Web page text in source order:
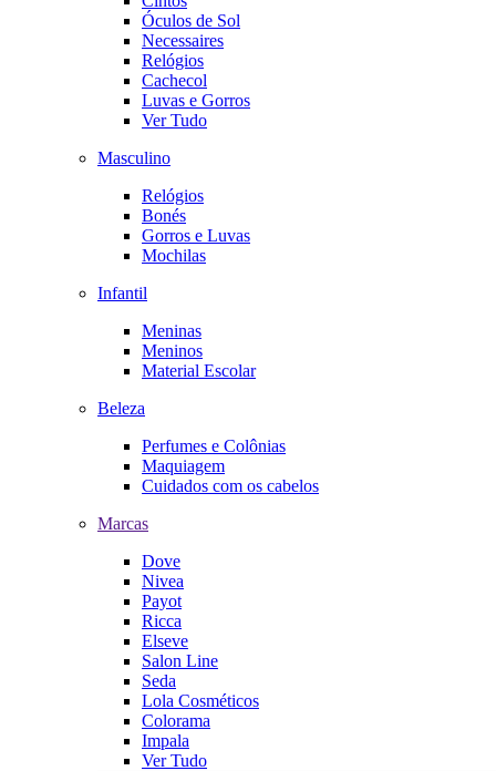
Óculos de Sol
Necessaires
Relógios
Cachecol
Luvas e Gorros
Ver Tudo
Masculino
Relógios
Bonés
Gorros e Luvas
Mochilas
Infantil
Meninas
Meninos
Material Escolar
Beleza
Perfumes e Colônias
Maquiagem
Cuidados com os cabelos
Marcas
Dove
Nivea
Payot
Ricca
Elseve
Salon Line
Seda
Lola Cosméticos
Colorama
Impala
Ver Tudo